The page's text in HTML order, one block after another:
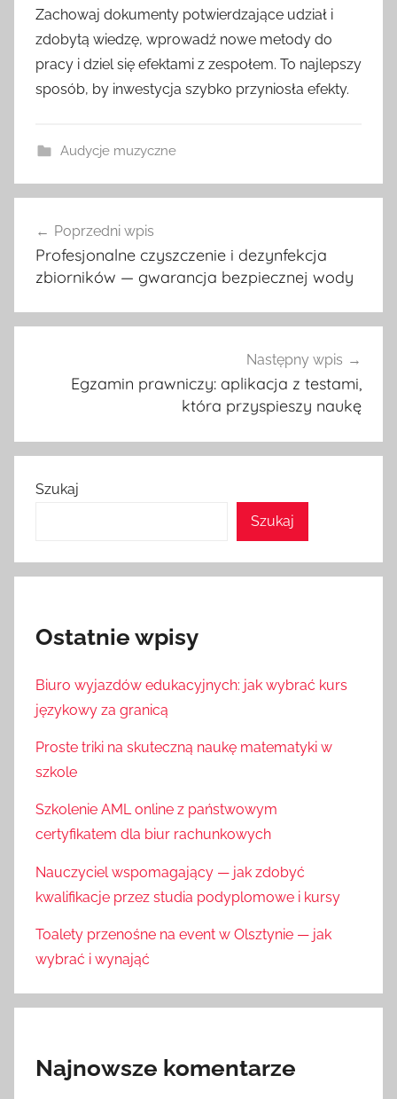
Zachowaj dokumenty potwierdzające udział i
zdobytą wiedzę, wprowadź nowe metody do
pracy i dziel się efektami z zespołem. To najlepszy
sposób, by inwestycja szybko przyniosła efekty.
Audycje muzyczne
wpisu
Poprzedni wpis
Profesjonalne czyszczenie i dezynfekcja
zbiorników — gwarancja bezpiecznej wody
Następny wpis
Egzamin prawniczy: aplikacja z testami,
która przyspieszy naukę
Szukaj
Szukaj
Ostatnie wpisy
Biuro wyjazdów edukacyjnych: jak wybrać kurs
językowy za granicą
Proste triki na skuteczną naukę matematyki w
szkole
Szkolenie AML online z państwowym
certyfikatem dla biur rachunkowych
Nauczyciel wspomagający — jak zdobyć
kwalifikacje przez studia podyplomowe i kursy
Toalety przenośne na event w Olsztynie — jak
wybrać i wynająć
Najnowsze komentarze